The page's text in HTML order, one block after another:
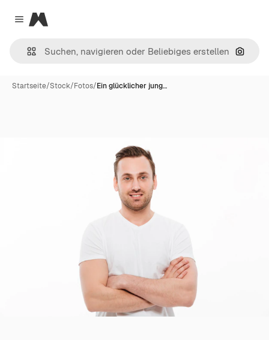
Close menu
Magnific
Nach
Startseite/Stock/Fotos/Ein glücklicher jung…